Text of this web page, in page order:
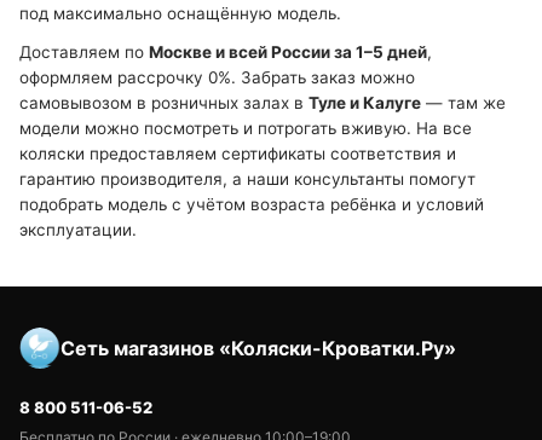
под максимально оснащённую модель.
Доставляем по Москве и всей России за 1–5 дней,
оформляем рассрочку 0%. Забрать заказ можно
самовывозом в розничных залах в Туле и Калуге — там же
модели можно посмотреть и потрогать вживую. На все
коляски предоставляем сертификаты соответствия и
гарантию производителя, а наши консультанты помогут
подобрать модель с учётом возраста ребёнка и условий
эксплуатации.
Сеть магазинов «Коляски-Кроватки.Ру»
8 800 511-06-52